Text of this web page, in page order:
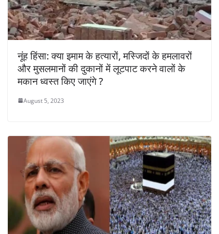
नूंह हिंसा: क्या इमाम के हत्यारों, मस्जिदों के हमलावरों
और मुसलमानों की दुकानों में लूटपाट करने वालों के
मकान ध्वस्त किए जाएंगे ?
August 5, 2023